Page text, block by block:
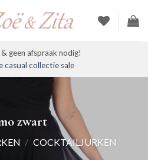
geen afspraak nodig!
casual collectie sale
zwart
/ COCKTAILJURKEN